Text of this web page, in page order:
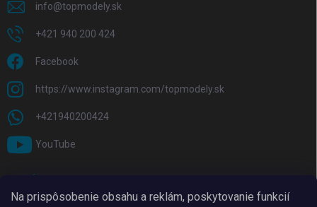
Na prispôsobenie obsahu a reklám, poskytovanie funkcií
info@topmodely.sk
+421 940 200 424
Facebook
https://www.instagram.com/topmodely.sk
+421940200424
YouTube